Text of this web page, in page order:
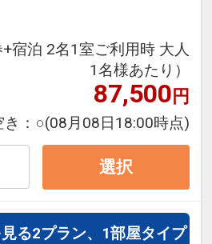
1泊だけの宿泊や延
ども自由自在です。
、安心のJAL（または
）確約！フライトマイ
ります。
ンなどの追加（同時予
プランもございます。
+宿泊 2名1室ご利用時 大人
1名様あたり）
87,500円
き： ○(08月08日18:00時点)
選択
る2プラン、1部屋タイプ